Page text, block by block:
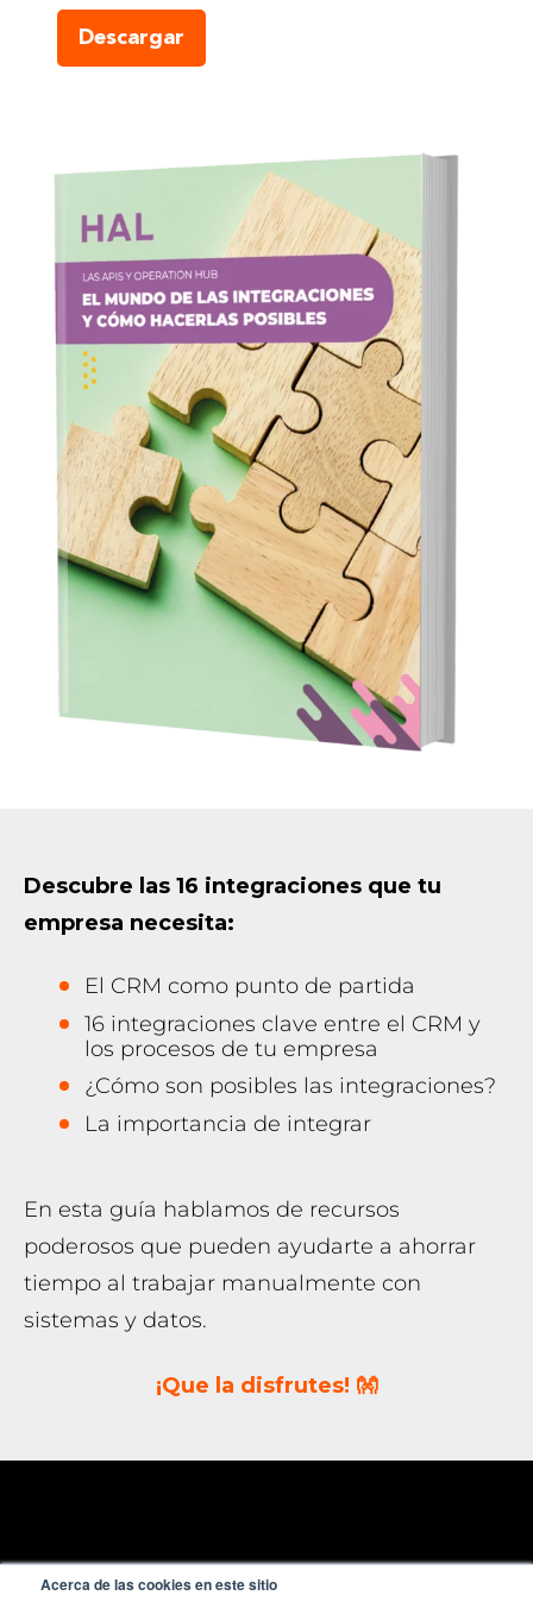
Acerca de las cookies en este sitio
Descubre las 16 integraciones que tu
empresa necesita:
El CRM como punto de partida
16 integraciones clave entre el CRM y
los procesos de tu empresa
¿Cómo son posibles las integraciones?
La importancia de integrar
En esta guía hablamos de recursos
poderosos que pueden ayudarte a ahorrar
tiempo al trabajar manualmente con
sistemas y datos.
¡Que la disfrutes! 👐